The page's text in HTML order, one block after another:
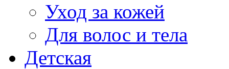
Уход за кожей
Для волос и тела
Детская